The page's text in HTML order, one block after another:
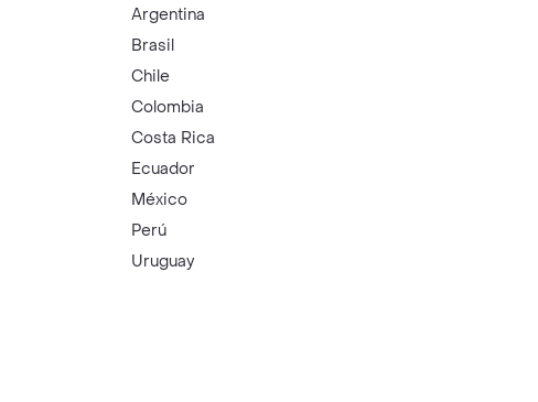
Argentina
Brasil
Chile
Colombia
Costa Rica
Ecuador
México
Perú
Uruguay